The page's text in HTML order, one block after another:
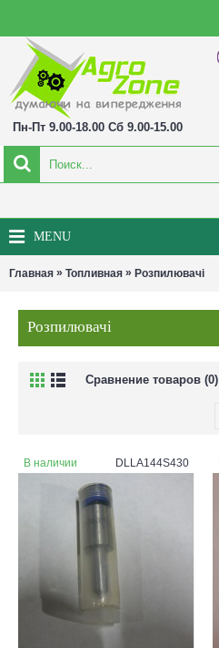
Пн-Пт 9.00-18.00 Сб 9.00-15.00
MENU
Главная » Топливная » Розпилювачі
Розпилювачі
Сравнение товаров (0)
В наличии DLLA144S430